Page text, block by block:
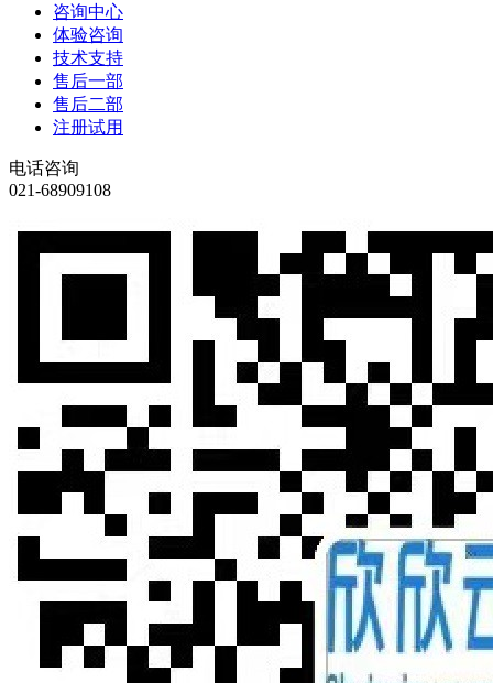
咨询中心
体验咨询
技术支持
售后一部
售后二部
注册试用
电话咨询
021-68909108